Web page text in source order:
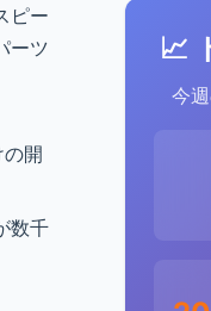
ピー
ーツ
開
数千
📈
今